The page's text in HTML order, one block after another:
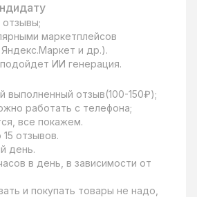
отзывы;
маркетплейсов
и др.).
ИИ генерация.
выполненный отзыв(100-150₽);
работать с телефона;
все покажем.
отзывов.
день.
в день, в зависимости от
и покупать товары не надо,